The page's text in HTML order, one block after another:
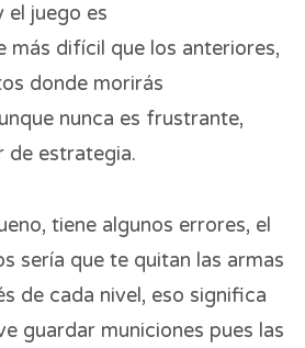
el juego es
más difícil que los anteriores,
donde morirás
nunca es frustrante,
de estrategia.
tiene algunos errores, el
sería que te quitan las armas
de cada nivel, eso significa
guardar municiones pues las